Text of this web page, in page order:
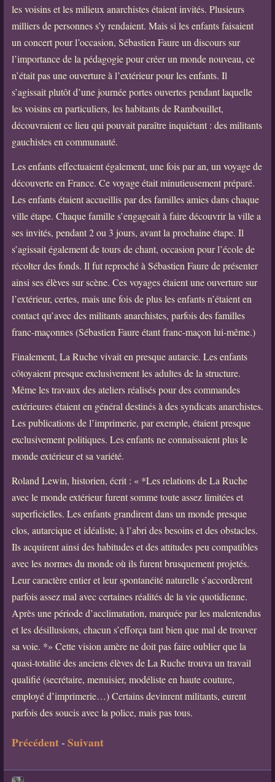
les voisins et les milieux anarchistes étaient invités. Plusieurs
milliers de personnes s’y rendaient. Mais si les enfants faisaient
un concert pour l’occasion, Sébastien Faure un discours sur
l’importance de la pédagogie pour créer un monde nouveau, ce
n’était pas une ouverture à l’extérieur pour les enfants. Il
s’agissait plutôt d’une journée portes ouvertes pendant laquelle
les voisins en particuliers, les habitants de Rambouillet,
découvraient ce lieu qui pouvait paraître inquiétant : des militants
gauchistes en communauté.
Les enfants effectuaient également, une fois par an, un voyage de
découverte en France. Ce voyage était minutieusement préparé.
Les enfants étaient accueillis par des familles amies dans chaque
ville étape. Chaque famille s’engageait à faire découvrir la ville a
ses invités, pendant 2 ou 3 jours, avant la prochaine étape. Il
s’agissait également de tours de chant, occasion pour l’école de
récolter des fonds. Il fut reproché à Sébastien Faure de présenter
ainsi ses élèves sur scène. Ces voyages étaient une ouverture sur
l’extérieur, certes, mais une fois de plus les enfants n’étaient en
contact qu’avec des militants anarchistes, parfois des familles
franc-maçonnes (Sébastien Faure étant franc-maçon lui-même.)
Finalement, La Ruche vivait en presque autarcie. Les enfants
côtoyaient presque exclusivement les adultes de la structure.
Même les travaux des ateliers réalisés pour des commandes
extérieures étaient en général destinés à des syndicats anarchistes.
Les publications de l’imprimerie, par exemple, étaient presque
exclusivement politiques. Les enfants ne connaissaient plus le
monde extérieur et sa variété.
Roland Lewin, historien, écrit : « *Les relations de La Ruche
avec le monde extérieur furent somme toute assez limitées et
superficielles. Les enfants grandirent dans un monde presque
clos, autarcique et idéaliste, à l’abri des besoins et des obstacles.
Ils acquirent ainsi des habitudes et des attitudes peu compatibles
avec les normes du monde où ils furent brusquement projetés.
Leur caractère entier et leur spontanéité naturelle s’accordèrent
parfois assez mal avec certaines réalités de la vie quotidienne.
Après une période d’acclimatation, marquée par les malentendus
et les désillusions, chacun s’efforça tant bien que mal de trouver
sa voie. *» Cette vision amère ne doit pas faire oublier que la
quasi-totalité des anciens élèves de La Ruche trouva un travail
qualifié (secrétaire, menuisier, modéliste en haute couture,
employé d’imprimerie…) Certains devinrent militants, eurent
parfois des soucis avec la police, mais pas tous.
Précédent-Suivant